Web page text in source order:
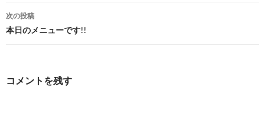
ナ
ビ
次の投稿
本日のメニューです!!
コメントを残す